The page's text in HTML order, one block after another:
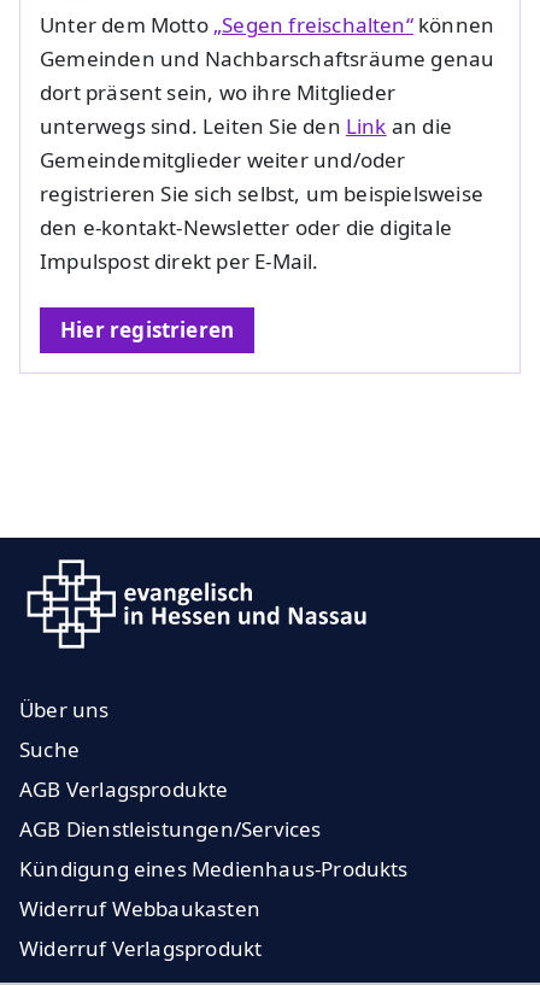
Unter dem Motto „Segen freischalten“können
Gemeinden und Nachbarschaftsräume genau
dort präsent sein, wo ihre Mitglieder
unterwegs sind. Leiten Sie den Link an die
Gemeindemitglieder weiter und/oder
registrieren Sie sich selbst, um beispielsweise
den e-kontakt-Newsletter oder die digitale
Impulspost direkt per E-Mail.
Hier registrieren
Über uns
Suche
AGB Verlagsprodukte
AGB Dienstleistungen/Services
Kündigung eines Medienhaus-Produkts
Widerruf Webbaukasten
Widerruf Verlagsprodukt